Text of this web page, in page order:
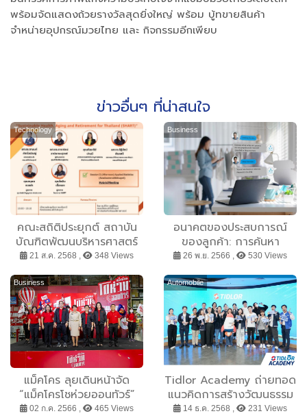
พร้อมจัดแสดงถ้วยรางวัลสุดยิ่งใหญ่ พร้อม บู้ทขายสินค้า
จำหน่ายอุปกรณ์มวยไทย และ กิจกรรมอีกเพียบ
ข่าวอื่นๆ ที่น่าสนใจ
Technology
คณะสถิติประยุกต์ สถาบัน
บัณฑิตพัฒนบริหารศาสตร์
(NIDA)
21 ส.ค. 2568 , 348 Views
Business
อนาคตของประสบการณ์
ของลูกค้า: การค้นหา
“สมดุลที่ใช่” ในการสื่อสาร
เพื่อเพิ่มมูลค่าสูงสุดให้กับ
ธุรกิจและลูกค้า
26 พ.ย. 2566 , 530 Views
Business
แม็คโคร ลุยเดินหน้าจัด
“แม็คโครโชห่วยออนทัวร์”
ภาคตะวันออก เสริม
02 ก.ค. 2566 , 465 Views
Automobile
Tidlor Academy ถ่ายทอด
แนวคิดการสร้างวัฒนธรรม
องค์กรสู่ผู้นำรุ่นใหม่ ใน
14 ธ.ค. 2568 , 231 Views